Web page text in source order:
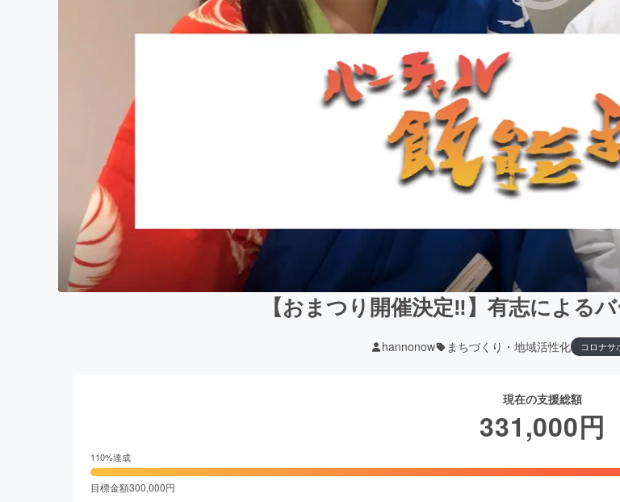
【おまつり開催決定‼】有志による
hannonow まちづくり・地域活性化 コロナサ
現在の支援総額
331,000円
110%達成
目標金額300,000円